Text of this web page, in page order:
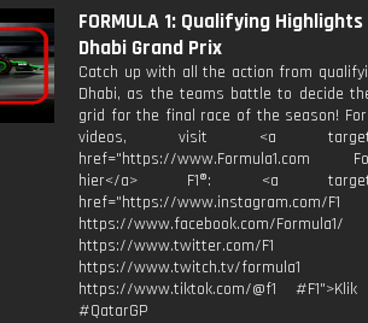
FORMULA 1: Qualifying Highlights
Dhabi Grand Prix
Catch up with all the action from
Dhabi, as the teams battle to decide
grid for the final race of the season! For
videos, visit <a
href="https://www.Formula1.com
hier</a> F1®: <a
href="https://www.instagram.com/F1
https://www.facebook.com/Formula1/
https://www.twitter.com/F1
https://www.twitch.tv/formula1
https://www.tiktok.com/@f1
#QatarGP